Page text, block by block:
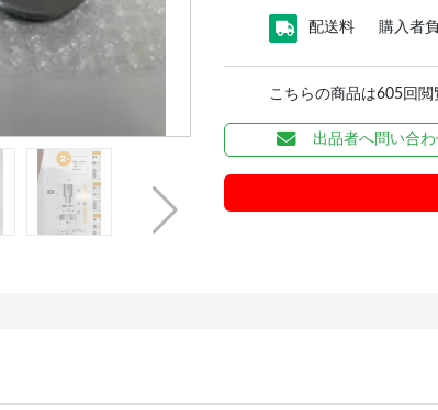
配送料 購入者
こちらの商品は605回閲
出品者へ問い合わ